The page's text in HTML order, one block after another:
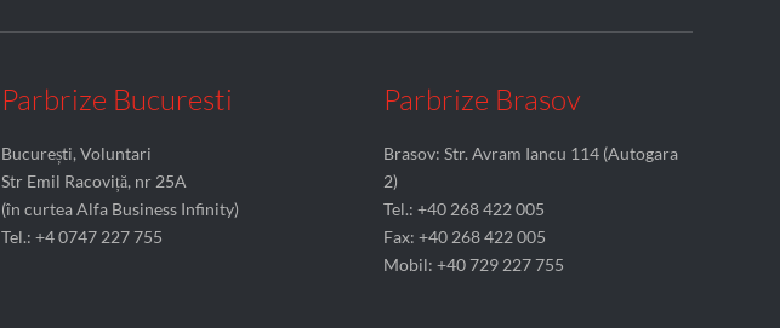
Parbrize Bucuresti
București, Voluntari
Str Emil Racoviță, nr 25A
(în curtea Alfa Business Infinity)
Tel.: +4 0747 227 755
Parbrize Brasov
Brasov: Str. Avram Iancu 114 (Autogara
2)
Tel.: +40 268 422 005
Fax: +40 268 422 005
Mobil: +40 729 227 755